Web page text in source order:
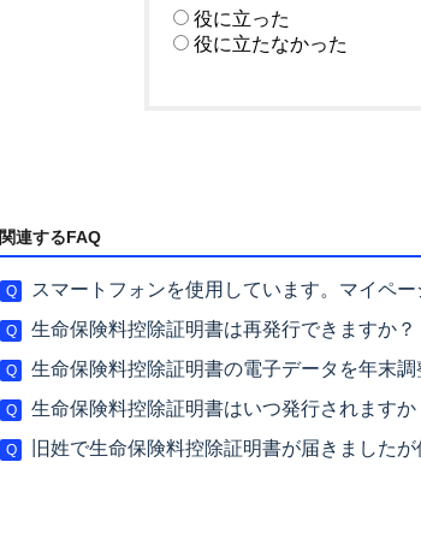
役に立った
役に立たなかった
関連するFAQ
スマートフォンを使用しています。マイペ
生命保険料控除証明書は再発行できますか？
生命保険料控除証明書の電子データを年末
生命保険料控除証明書はいつ発行されますか
旧姓で生命保険料控除証明書が届きましたが